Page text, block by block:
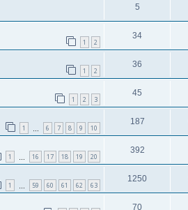
5
1 2
34
1 2
36
1 2 3
45
1 6 7 8 9 10
187
1 16 17 18 19 20
392
1 59 60 61 62 63
1250
70